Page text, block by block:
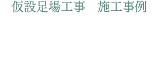
仮設足場工事 施工事例